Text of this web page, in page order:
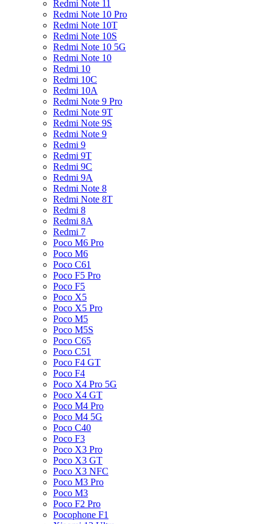
Redmi Note 11
Redmi Note 10 Pro
Redmi Note 10T
Redmi Note 10S
Redmi Note 10 5G
Redmi Note 10
Redmi 10
Redmi 10C
Redmi 10A
Redmi Note 9 Pro
Redmi Note 9T
Redmi Note 9S
Redmi Note 9
Redmi 9
Redmi 9T
Redmi 9C
Redmi 9A
Redmi Note 8
Redmi Note 8T
Redmi 8
Redmi 8A
Redmi 7
Poco M6 Pro
Poco M6
Poco C61
Poco F5 Pro
Poco F5
Poco X5
Poco X5 Pro
Poco M5
Poco M5S
Poco C65
Poco C51
Poco F4 GT
Poco F4
Poco X4 Pro 5G
Poco X4 GT
Poco M4 Pro
Poco M4 5G
Poco C40
Poco F3
Poco X3 Pro
Poco X3 GT
Poco X3 NFC
Poco M3 Pro
Poco M3
Poco F2 Pro
Pocophone F1